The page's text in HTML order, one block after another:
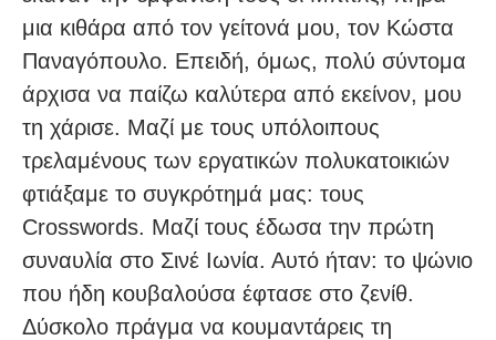
μια κιθάρα από τον γείτονά μου, τον Κώστα
Παναγόπουλο. Επειδή, όμως, πολύ σύντομα
άρχισα να παίζω καλύτερα από εκείνον, μου
τη χάρισε. Μαζί με τους υπόλοιπους
τρελαμένους των εργατικών πολυκατοικιών
φτιάξαμε το συγκρότημά μας: τους
Crosswords. Μαζί τους έδωσα την πρώτη
συναυλία στο Σινέ Ιωνία. Αυτό ήταν: το ψώνιο
που ήδη κουβαλούσα έφτασε στο ζενίθ.
Δύσκολο πράγμα να κουμαντάρεις τη